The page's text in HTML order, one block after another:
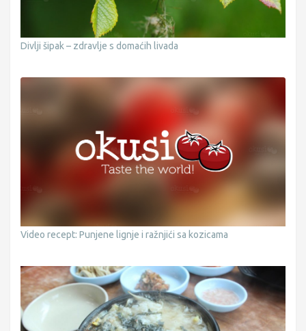
Divlji šipak – zdravlje s domaćih livada
Video recept: Punjene lignje i ražnjići sa kozicama